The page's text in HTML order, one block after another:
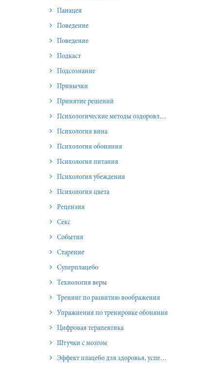
Панацея
Поведение
Поведение
Подкаст
Подсознание
Привычки
Принятие решений
Психологические методы оздоровления и омоложения
Психология вина
Психология обоняния
Психология питания
Психология убеждения
Психология цвета
Рецензия
Секс
События
Старение
Суперплацебо
Технология веры
Тренинг по развитию воображения
Упражнения по тренировке обоняния
Цифровая терапевтика
Штучки с мозгом
Эффект плацебо для здоровья, успеха и отношений